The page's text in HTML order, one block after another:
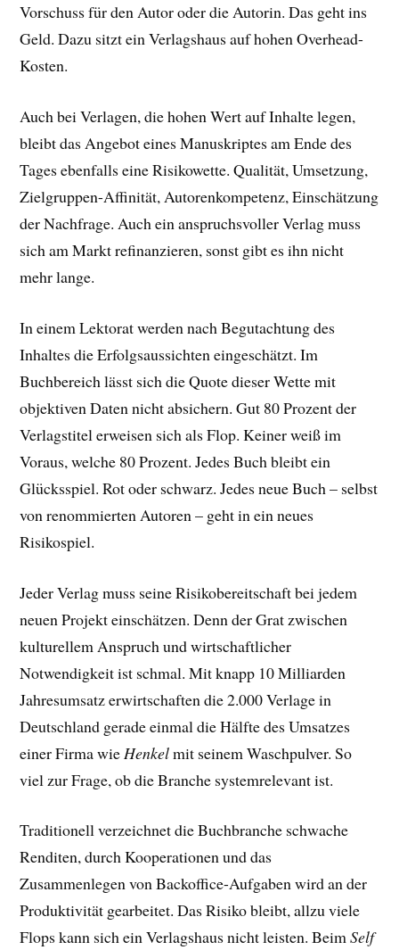
Vorschuss für den Autor oder die Autorin. Das geht ins
Geld. Dazu sitzt ein Verlagshaus auf hohen Overhead-
Kosten.
Auch bei Verlagen, die hohen Wert auf Inhalte legen,
bleibt das Angebot eines Manuskriptes am Ende des
Tages ebenfalls eine Risikowette. Qualität, Umsetzung,
Zielgruppen-Affinität, Autorenkompetenz, Einschätzung
der Nachfrage. Auch ein anspruchsvoller Verlag muss
sich am Markt refinanzieren, sonst gibt es ihn nicht
mehr lange.
In einem Lektorat werden nach Begutachtung des
Inhaltes die Erfolgsaussichten eingeschätzt. Im
Buchbereich lässt sich die Quote dieser Wette mit
objektiven Daten nicht absichern. Gut 80 Prozent der
Verlagstitel erweisen sich als Flop. Keiner weiß im
Voraus, welche 80 Prozent. Jedes Buch bleibt ein
Glücksspiel. Rot oder schwarz. Jedes neue Buch – selbst
von renommierten Autoren – geht in ein neues
Risikospiel.
Jeder Verlag muss seine Risikobereitschaft bei jedem
neuen Projekt einschätzen. Denn der Grat zwischen
kulturellem Anspruch und wirtschaftlicher
Notwendigkeit ist schmal. Mit knapp 10 Milliarden
Jahresumsatz erwirtschaften die 2.000 Verlage in
Deutschland gerade einmal die Hälfte des Umsatzes
einer Firma wie Henkelmit seinem Waschpulver. So
viel zur Frage, ob die Branche systemrelevant ist.
Traditionell verzeichnet die Buchbranche schwache
Renditen, durch Kooperationen und das
Zusammenlegen von Backoffice-Aufgaben wird an der
Produktivität gearbeitet. Das Risiko bleibt, allzu viele
Flops kann sich ein Verlagshaus nicht leisten. BeimSelf